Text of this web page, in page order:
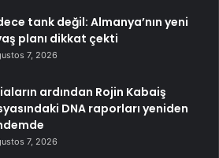
tank değil: Almanya’nın yeni
planı dikkat çekti
7, 2026
ardından Rojin Kabaiş
DNA raporları yeniden
7, 2026